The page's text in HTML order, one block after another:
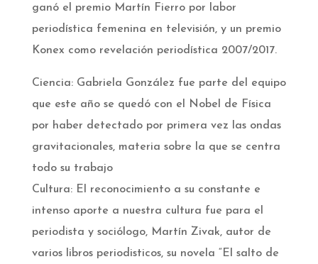
ganó el premio Martín Fierro por labor
periodística femenina en televisión, y un premio
Konex como revelación periodística 2007/2017.
Ciencia: Gabriela González fue parte del equipo
que este año se quedó con el Nobel de Física
por haber detectado por primera vez las ondas
gravitacionales, materia sobre la que se centra
todo su trabajo
Cultura: El reconocimiento a su constante e
intenso aporte a nuestra cultura fue para el
periodista y sociólogo, Martín Zivak, autor de
varios libros periodisticos, su novela “El salto de